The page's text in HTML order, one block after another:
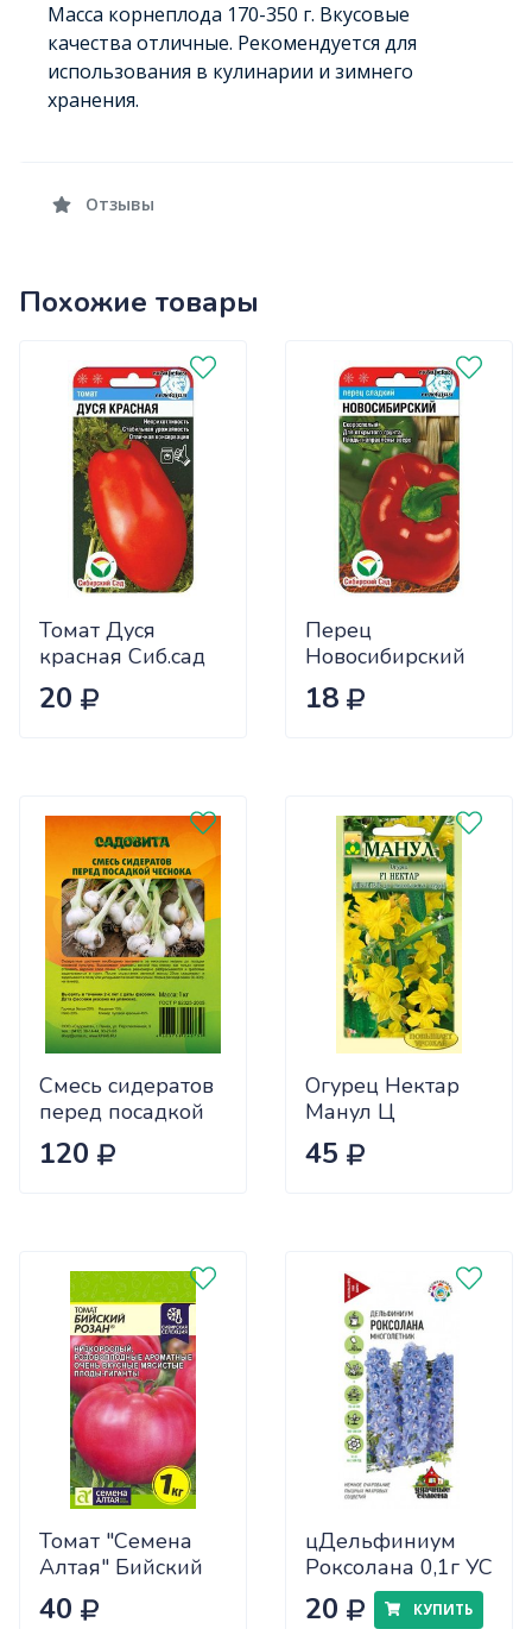
Масса корнеплода 170-350 г. Вкусовые
качества отличные. Рекомендуется для
использования в кулинарии и зимнего
хранения.
Отзывы
Похожие товары
Томат Дуся
красная Сиб.сад
Ц
20
Перец
Новосибирский
(ранний) Сиб.сад
Ц
18
Смесь сидератов
перед посадкой
чеснока 0,5кг
САДОВИТА
120
Огурец Нектар
Манул Ц
45
Томат "Семена
Алтая" Бийский
Розан 0,05
40
цДельфиниум
Роксолана 0,1г УС
20 КУПИТЬ